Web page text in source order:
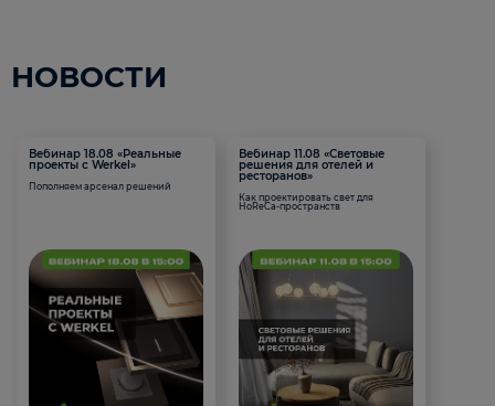
НОВОСТИ
Вебинар 18.08 «Реальные
проекты с Werkel»
Пополняем арсенал решений
Вебинар 11.08 «Световые
решения для отелей и
ресторанов»
Как проектировать свет для
HoReCa-пространств